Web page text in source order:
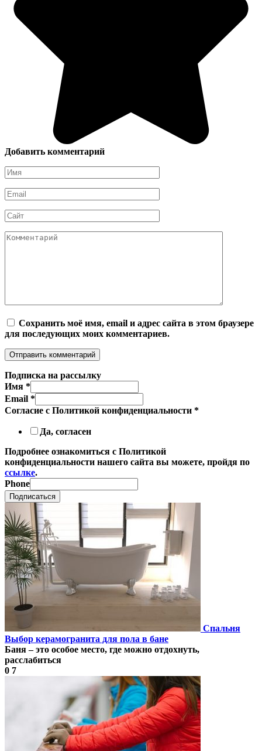
Добавить комментарий
Имя
*
Email
*
Сайт
Комментарий
Сохранить моё имя, email и адрес сайта в этом браузере
для последующих моих комментариев.
Подписка на рассылку
Имя *
Email *
Согласие с Политикой конфиденциальности *
Да, согласен
Подробнее ознакомиться с Политикой
конфиденциальности нашего сайта вы можете, пройдя по
ссылке.
Phone
Подписаться
Спальня
Выбор керамогранита для пола в бане
Баня – это особое место, где можно отдохнуть,
расслабиться
0 7